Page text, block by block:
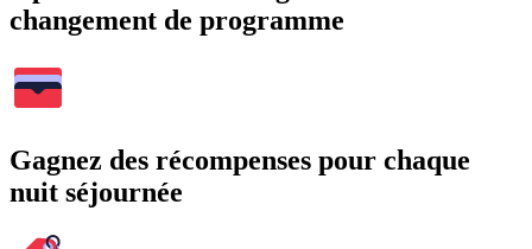
changement de programme
Gagnez des récompenses pour chaque
nuit séjournée